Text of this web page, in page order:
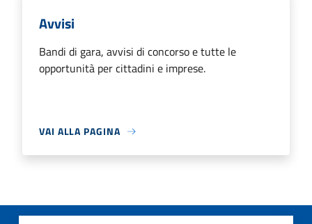
Avvisi
Bandi di gara, avvisi di concorso e tutte le
opportunità per cittadini e imprese.
VAI ALLA PAGINA